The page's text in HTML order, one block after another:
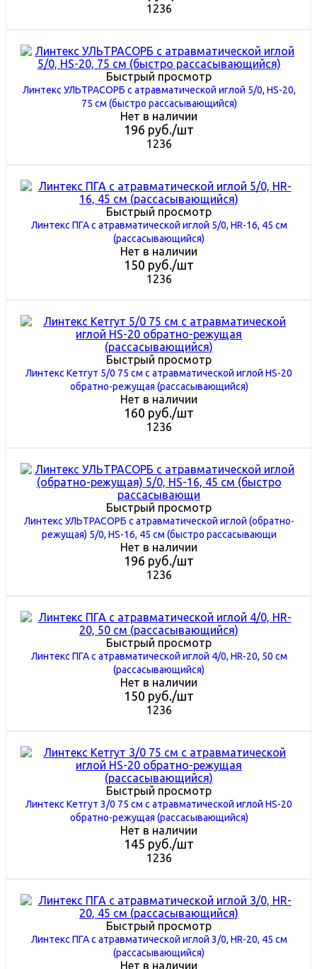
1236
Быстрый просмотр
Линтекс УЛЬТРАСОРБ с атравматической иглой 5/0, HS-20,
75 см (быстро рассасывающийся)
Нет в наличии
196 руб./шт
1236
Быстрый просмотр
Линтекс ПГА с атравматической иглой 5/0, HR-16, 45 см
(рассасывающийся)
Нет в наличии
150 руб./шт
1236
Быстрый просмотр
Линтекс Кетгут 5/0 75 см с атравматической иглой HS-20
обратно-режущая (рассасывающийся)
Нет в наличии
160 руб./шт
1236
Быстрый просмотр
Линтекс УЛЬТРАСОРБ с атравматической иглой (обратно-
режущая) 5/0, HS-16, 45 см (быстро рассасывающи
Нет в наличии
196 руб./шт
1236
Быстрый просмотр
Линтекс ПГА с атравматической иглой 4/0, HR-20, 50 см
(рассасывающийся)
Нет в наличии
150 руб./шт
1236
Быстрый просмотр
Линтекс Кетгут 3/0 75 см с атравматической иглой HS-20
обратно-режущая (рассасывающийся)
Нет в наличии
145 руб./шт
1236
Быстрый просмотр
Линтекс ПГА с атравматической иглой 3/0, HR-20, 45 см
(рассасывающийся)
Нет в наличии